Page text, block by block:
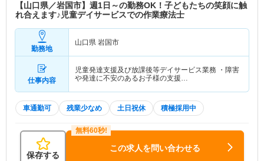
【山口県／岩国市】週1日～の勤務OK！子どもたちの笑顔に触
れ合えます♪児童デイサービスでの作業療法士
勤務地
山口県 岩国市
仕事内容
児童発達支援及び放課後等デイサービス業務 ・障害
や発達に不安のあるお子様の支援…
車通勤可 残業少なめ 土日祝休 積極採用中
保存する
この求人を問い合わせる